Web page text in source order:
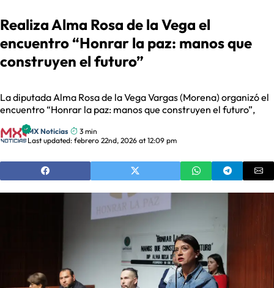
Realiza Alma Rosa de la Vega el
encuentro “Honrar la paz: manos que
construyen el futuro”
La diputada Alma Rosa de la Vega Vargas (Morena) organizó el
encuentro “Honrar la paz: manos que construyen el futuro”,
MX Noticias
3 min
Last updated: febrero 22nd, 2026 at 12:09 pm